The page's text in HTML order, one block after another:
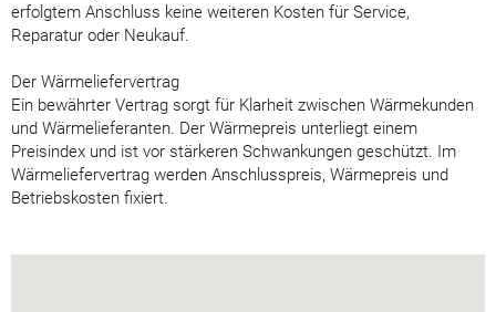
erfolgtem Anschluss keine weiteren Kosten für Service,
Reparatur oder Neukauf.
Der Wärmeliefervertrag
Ein bewährter Vertrag sorgt für Klarheit zwischen Wärmekunden
und Wärmelieferanten. Der Wärmepreis unterliegt einem
Preisindex und ist vor stärkeren Schwankungen geschützt. Im
Wärmeliefervertrag werden Anschlusspreis, Wärmepreis und
Betriebskosten fixiert.